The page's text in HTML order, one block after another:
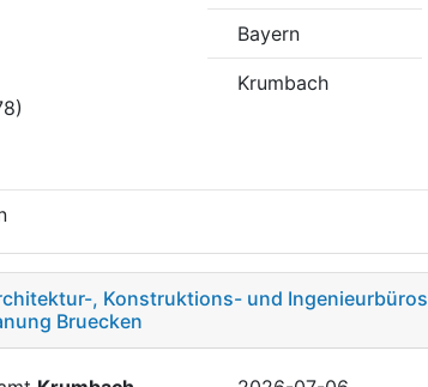
Bayern
Krumbach
, Konstruktions- und Ingenieurbüros
Bruecken